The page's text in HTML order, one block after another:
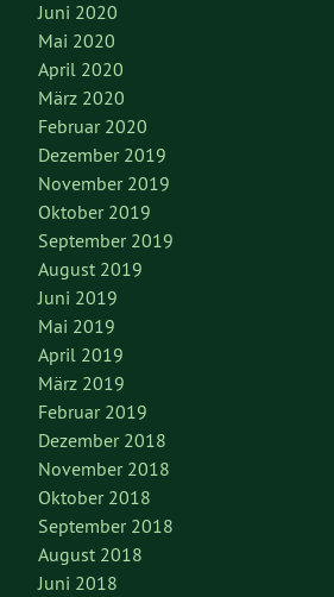
Juni 2020
Mai 2020
April 2020
März 2020
Februar 2020
Dezember 2019
November 2019
Oktober 2019
September 2019
August 2019
Juni 2019
Mai 2019
April 2019
März 2019
Februar 2019
Dezember 2018
November 2018
Oktober 2018
September 2018
August 2018
Juni 2018